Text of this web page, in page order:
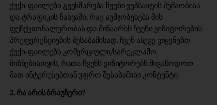
ქუქი-ფაილები გვეხმარება ჩვენი ვებსაიტის მუშაობისა
და ტრაფიკის ნახვაში, რაც აუმჯობესებს მის
ფუნქციონალურობას და შინაარსს ჩვენი ვიზიტორების
პრეფერენციების შესაბამისად. ჩვენ ასევე ვიყენებთ
ქუქი-ფაილებს კომერციული/სარეკლამო
მიზნებისთვის, რათა ჩვენს ვიზიტორებს მივაწოდოთ
მათ ინტერესებთან უფრო შესაბამისი კონტენტი.
2. რა არის ბრაუზერი?